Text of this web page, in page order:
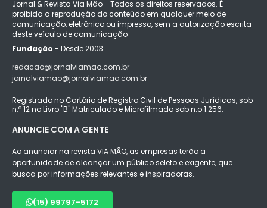
Jornal & Revista Via Mão - Todos os direitos reservados. É
proibida a reprodução do conteúdo em qualquer meio de
comunicação, eletrônico ou impresso, sem a autorização escrita
deste veículo de comunicação
Fundação - Desde 2003
redacao@jornalviamao.com.br -
jornalviamao@jornalviamao.com.br
Registrado no Cartório de Registro Civil de Pessoas Jurídicas, sob
n.º 12 no Livro "B" Matriculado e Microfilmado sob n.o 1.256.
ANUNCIE COM A GENTE
Ao anunciar na revista VIA MÃO, as empresas terão a
oportunidade de alcançar um público seleto e exigente, que
busca por informações relevantes e inspiradoras.
(15) 99797-5172